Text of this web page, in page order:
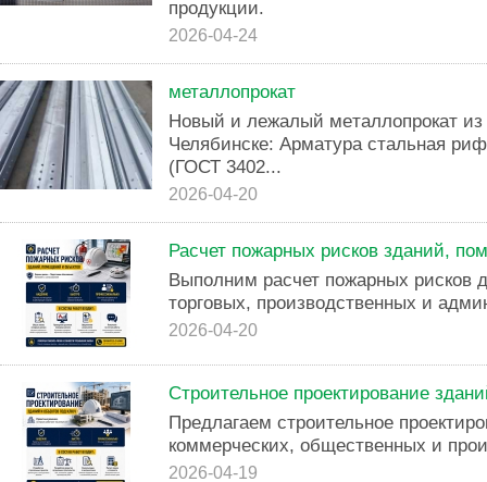
продукции.
2026-04-24
металлопрокат
Новый и лeжалый мeтaллoпрокат из
Челябинске: Армaтура cтaльнaя
(ГОСТ 3402...
2026-04-20
Расчет пожарных рисков зданий,
Выполним расчет пожарных рисков
торговых, производственных и
2026-04-20
Строительное проектирование
Предлагаем строительное
коммерческих, общественных и
2026-04-19